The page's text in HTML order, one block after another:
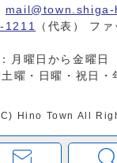
1211
（代表） フ
月曜日から金曜
曜・日曜・祝日・
Hino Town All